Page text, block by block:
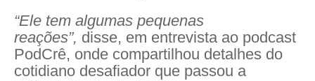
“Ele tem algumas pequenas
reações”, disse, em entrevista ao podcast
PodCrê, onde compartilhou detalhes do
cotidiano desafiador que passou a